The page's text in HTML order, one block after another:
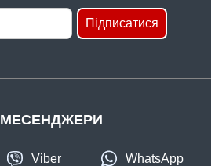
Підписатися
МЕСЕНДЖЕРИ
Viber WhatsApp